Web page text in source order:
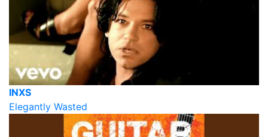
INXS
Elegantly Wasted